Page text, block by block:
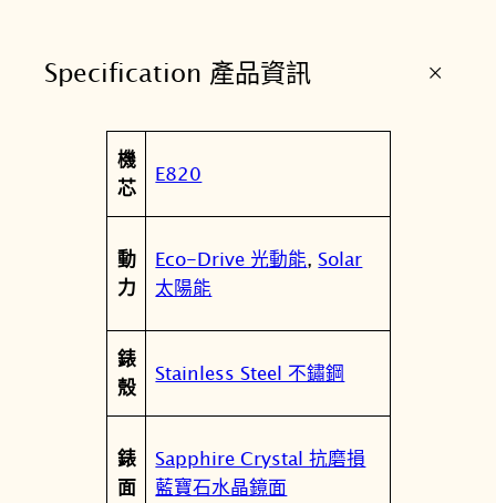
錶
L
5
4
-
8
9
數
量
Specification 產品資訊 +
屬
性
值
機
芯
E820
動
力
Eco-Drive 光動能,Solar
太陽能
錶
殼
Stainless Steel 不鏽鋼
錶
面
Sapphire Crystal 抗磨損
藍寶石水晶鏡面